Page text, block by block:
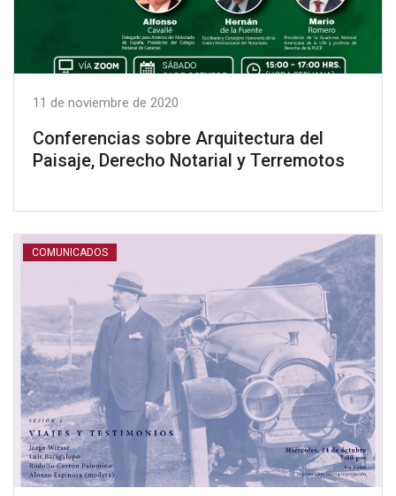
11 de noviembre de 2020
Conferencias sobre Arquitectura del
Paisaje, Derecho Notarial y Terremotos
COMUNICADOS